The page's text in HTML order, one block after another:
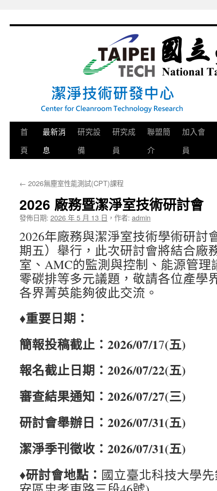
首
頁
最新消
息
研究設
備
研究成
員
聯盟簡
介
加入會
員
← 2026無塵室性能測試(CPT)課程
2026 廠務暨潔淨室技術研討會
發佈日期: 2026 年 5 月 13 日 ， 作者: admin
2026年廠務與潔淨室技術學術研討
期五）舉行，此次研討會將結合廠
室、AMC的監測與控制、能源管理
零碳排等多元議題，敬請各位產學
各界菁英能夠彼此交流。
♦重要日期：
簡報投稿截止：2026/07/17(五)
報名截止日期： 2026/07/22(五)
審查結果通知： 2026/07/27(三)
研討會舉辦日： 2026/07/31(五)
潔淨季刊徵收： 2026/07/31(五)
♦研討會地點： 國立臺北科技大學